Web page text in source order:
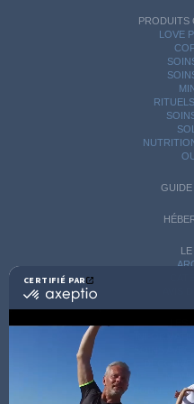
CERTIFIÉ PAR
certifié
-
En
savoir
plus
sur
PRODUITS
LOVE
GUIDE
SOINS
BONNES